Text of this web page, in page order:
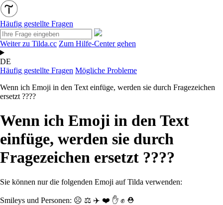
Häufig gestellte Fragen
Weiter zu Tilda.cc Zum Hilfe-Center gehen
DE
Häufig gestellte Fragen Mögliche Probleme
Wenn ich Emoji in den Text einfüge, werden sie durch Fragezeichen
ersetzt ????
Wenn ich Emoji in den Text
einfüge, werden sie durch
Fragezeichen ersetzt ????
Sie können nur die folgenden Emoji auf Tilda verwenden:
Smileys und Personen: ☹ ⚖️ ✈️ ❤️ ✋ ✊ ⛑